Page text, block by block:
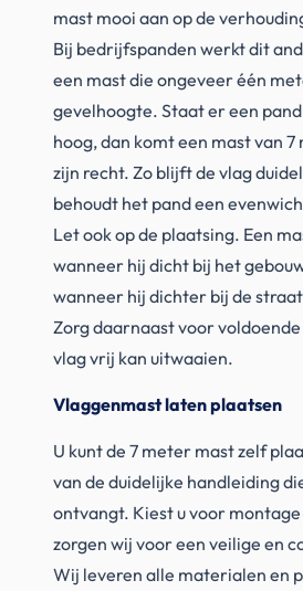
mast mooi aan op de
Bij bedrijfspanden werkt dit
een mast die ongeveer één
gevelhoogte. Staat er een
hoog, dan komt een mast van
zijn recht. Zo blijft de vlag
behoudt het pand een
Let ook op de plaatsing. Een
wanneer hij dicht bij het
wanneer hij dichter bij de
Zorg daarnaast voor
vlag vrij kan uitwaaien.
Vlaggenmast laten plaatsen
U kunt de 7 meter mast zelf
van de duidelijke handleiding
ontvangt. Kiest u voor
zorgen wij voor een veilige en
Wij leveren alle materialen en